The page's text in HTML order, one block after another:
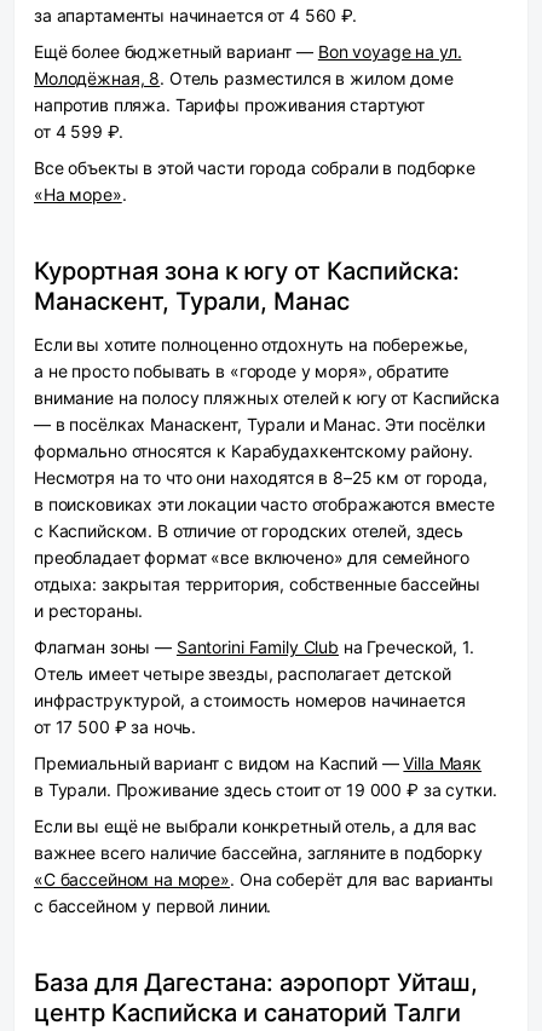
за апартаменты начинается от 4 560 ₽.
Ещё более бюджетный вариант — Bon voyage на ул.
Молодёжная, 8. Отель разместился в жилом доме
напротив пляжа. Тарифы проживания стартуют
от 4 599 ₽.
Все объекты в этой части города собрали в подборке
«На море».
Курортная зона к югу от Каспийска:
Манаскент, Турали, Манас
Если вы хотите полноценно отдохнуть на побережье,
а не просто побывать в «городе у моря», обратите
внимание на полосу пляжных отелей к югу от Каспийска
— в посёлках Манаскент, Турали и Манас. Эти посёлки
формально относятся к Карабудахкентскому району.
Несмотря на то что они находятся в 8–25 км от города,
в поисковиках эти локации часто отображаются вместе
с Каспийском. В отличие от городских отелей, здесь
преобладает формат «все включено» для семейного
отдыха: закрытая территория, собственные бассейны
и рестораны.
Флагман зоны — Santorini Family Club на Греческой, 1.
Отель имеет четыре звезды, располагает детской
инфраструктурой, а стоимость номеров начинается
от 17 500 ₽ за ночь.
Премиальный вариант с видом на Каспий —Villa Маяк
в Турали. Проживание здесь стоит от 19 000 ₽ за сутки.
Если вы ещё не выбрали конкретный отель, а для вас
важнее всего наличие бассейна, загляните в подборку
«С бассейном на море». Она соберёт для вас варианты
с бассейном у первой линии.
База для Дагестана: аэропорт Уйташ,
центр Каспийска и санаторий Талги